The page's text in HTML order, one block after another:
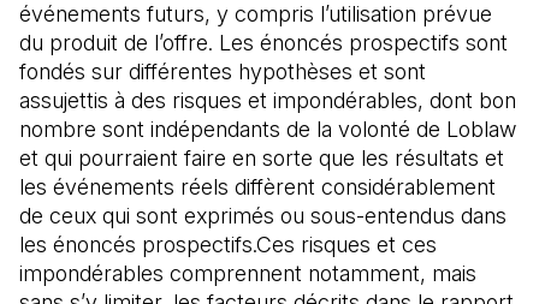
événements futurs, y compris l’utilisation prévue
du produit de l’offre. Les énoncés prospectifs sont
fondés sur différentes hypothèses et sont
assujettis à des risques et impondérables, dont bon
nombre sont indépendants de la volonté de Loblaw
et qui pourraient faire en sorte que les résultats et
les événements réels diffèrent considérablement
de ceux qui sont exprimés ou sous-entendus dans
les énoncés prospectifs.Ces risques et ces
impondérables comprennent notamment, mais